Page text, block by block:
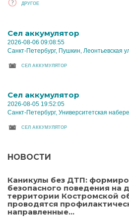
ДРУГОЕ
Cел аккумулятор
2026-08-06 09:08:55
Санкт-Петербург, Пушкин, Леонтьевская
CЕЛ АККУМУЛЯТОР
Cел аккумулятор
2026-08-05 19:52:05
Санкт-Петербург, Университетская
CЕЛ АККУМУЛЯТОР
НОВОСТИ
Каникулы без ДТП:
безопасного поведения на
территории Костромской
проводятся
направленные...